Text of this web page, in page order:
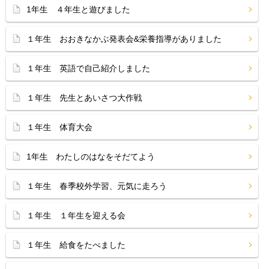
1年生 ４年生と遊びました
１年生 おおきなかぶ発表会&栄養指導がありました
１年生 英語で自己紹介しました
１年生 先生とあいさつ大作戦
１年生 体育大会
1年生 わたしのはなをそだてよう
１年生 春季校外学習、元気に走ろう
１年生 １年生を迎える会
１年生 給食をたべました